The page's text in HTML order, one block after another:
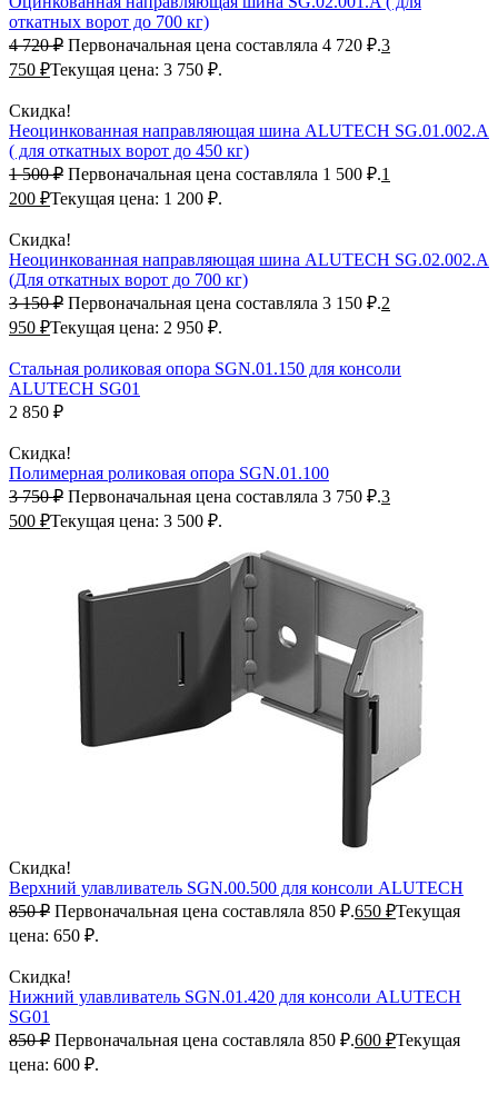
откатных ворот до 700 кг)
4 720₽ Первоначальная цена составляла 4 720 ₽.3
750 ₽Текущая цена: 3 750 ₽.
Скидка!
Неоцинкованная направляющая шина ALUTECH SG.01.002.A
( для откатных ворот до 450 кг)
1 500₽ Первоначальная цена составляла 1 500 ₽.1
200 ₽Текущая цена: 1 200 ₽.
Скидка!
Неоцинкованная направляющая шина ALUTECH SG.02.002.A
(Для откатных ворот до 700 кг)
3 150₽ Первоначальная цена составляла 3 150 ₽.2
950 ₽Текущая цена: 2 950 ₽.
Стальная роликовая опора SGN.01.150 для консоли
ALUTECH SG01
2 850 ₽
Скидка!
Полимерная роликовая опора SGN.01.100
3 750₽ Первоначальная цена составляла 3 750 ₽.3
500 ₽Текущая цена: 3 500 ₽.
Скидка!
Верхний улавливатель SGN.00.500 для консоли ALUTECH
850₽ Первоначальная цена составляла 850 ₽.650 ₽Текущая
цена: 650 ₽.
Скидка!
Нижний улавливатель SGN.01.420 для консоли ALUTECH
SG01
850₽ Первоначальная цена составляла 850 ₽.600 ₽Текущая
цена: 600 ₽.